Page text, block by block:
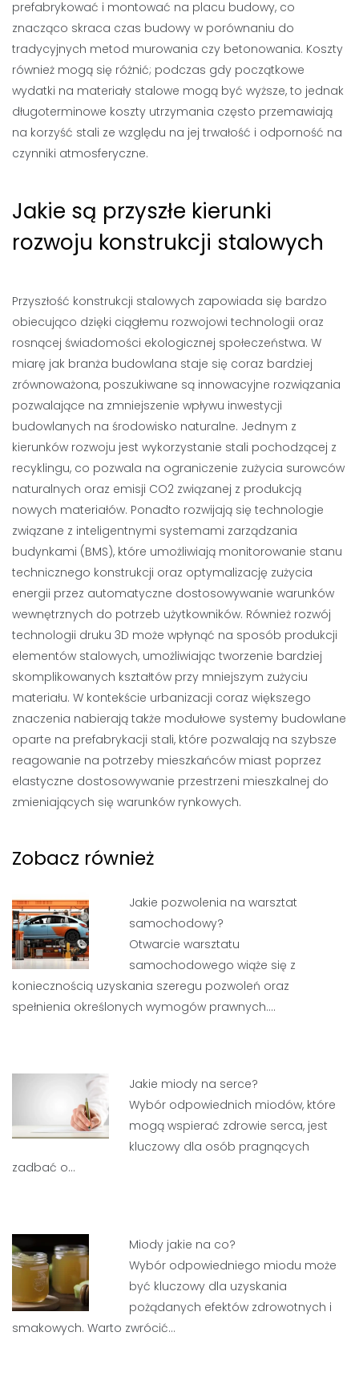
prefabrykować i montować na placu budowy, co
znacząco skraca czas budowy w porównaniu do
tradycyjnych metod murowania czy betonowania. Koszty
również mogą się różnić; podczas gdy początkowe
wydatki na materiały stalowe mogą być wyższe, to jednak
długoterminowe koszty utrzymania często przemawiają
na korzyść stali ze względu na jej trwałość i odporność na
czynniki atmosferyczne.
Jakie są przyszłe kierunki
rozwoju konstrukcji stalowych
Przyszłość konstrukcji stalowych zapowiada się bardzo
obiecująco dzięki ciągłemu rozwojowi technologii oraz
rosnącej świadomości ekologicznej społeczeństwa. W
miarę jak branża budowlana staje się coraz bardziej
zrównoważona, poszukiwane są innowacyjne rozwiązania
pozwalające na zmniejszenie wpływu inwestycji
budowlanych na środowisko naturalne. Jednym z
kierunków rozwoju jest wykorzystanie stali pochodzącej z
recyklingu, co pozwala na ograniczenie zużycia surowców
naturalnych oraz emisji CO2 związanej z produkcją
nowych materiałów. Ponadto rozwijają się technologie
związane z inteligentnymi systemami zarządzania
budynkami (BMS), które umożliwiają monitorowanie stanu
technicznego konstrukcji oraz optymalizację zużycia
energii przez automatyczne dostosowywanie warunków
wewnętrznych do potrzeb użytkowników. Również rozwój
technologii druku 3D może wpłynąć na sposób produkcji
elementów stalowych, umożliwiając tworzenie bardziej
skomplikowanych kształtów przy mniejszym zużyciu
materiału. W kontekście urbanizacji coraz większego
znaczenia nabierają także modułowe systemy budowlane
oparte na prefabrykacji stali, które pozwalają na szybsze
reagowanie na potrzeby mieszkańców miast poprzez
elastyczne dostosowywanie przestrzeni mieszkalnej do
zmieniających się warunków rynkowych.
Zobacz również
Jakie pozwolenia na warsztat
samochodowy?
Otwarcie warsztatu
samochodowego wiąże się z
koniecznością uzyskania szeregu pozwoleń oraz
spełnienia określonych wymogów prawnych.…
Jakie miody na serce?
Wybór odpowiednich miodów, które
mogą wspierać zdrowie serca, jest
kluczowy dla osób pragnących
zadbać o…
Miody jakie na co?
Wybór odpowiedniego miodu może
być kluczowy dla uzyskania
pożądanych efektów zdrowotnych i
smakowych. Warto zwrócić…